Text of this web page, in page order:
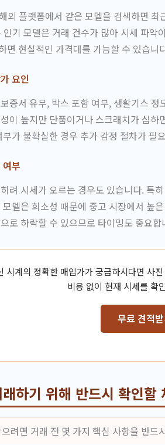
외 플랫폼에서 같은 모델을 검색하면
기 모델은 거래 건수가 많아 시세 파악
면 현실적인 가격대를 가늠할 수 있습니
요인
증서 유무, 박스 포함 여부, 생활기스
이 높지만 단품이거나 스크래치가 심
가 불확실한 경우 추가 감정 절차가 필
부
려 시세가 오르는 경우도 있습니다. 특
델은 희소성 때문에 중고 시장에서 높
로 하락할 수 있으므로 타이밍도 중요합
시계의 정확한 매입가가 궁금하시다면 사
비용 없이 현재 시세를 확
무료 견적
하기 위해 반드시 확인할
려면 거래 전 몇 가지 핵심 사항을 반드